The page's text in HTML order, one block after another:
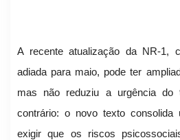
A recente atualização da NR-1,
adiada para maio, pode ter
mas não reduziu a urgência do
contrário: o novo texto
exigir que os riscos